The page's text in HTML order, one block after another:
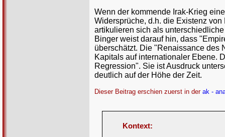
Wenn der kommende Irak-Krieg
Widersprüche, d.h. die Existenz
artikulieren sich als
Binger weist darauf hin, dass
überschätzt. Die "Renaissance des
Kapitals auf internationaler Ebene.
Regression". Sie ist Ausdruck
deutlich auf der Höhe der Zeit.
Dieser Beitrag erschien zuerst in der ak -
Kontext: